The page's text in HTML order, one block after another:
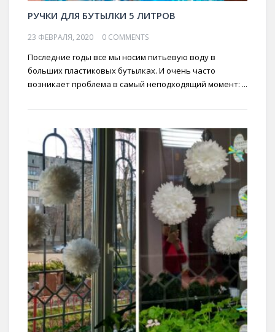
РУЧКИ ДЛЯ БУТЫЛКИ 5 ЛИТРОВ
23 ФЕВРАЛЯ, 2020 0 COMMENTS
Последние годы все мы носим питьевую воду в
больших пластиковых бутылках. И очень часто
возникает проблема в самый неподходящий момент: ...